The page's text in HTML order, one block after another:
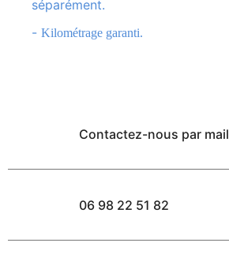
séparément.
Kilométrage garanti.
Contactez-nous par mail
06 98 22 51 82